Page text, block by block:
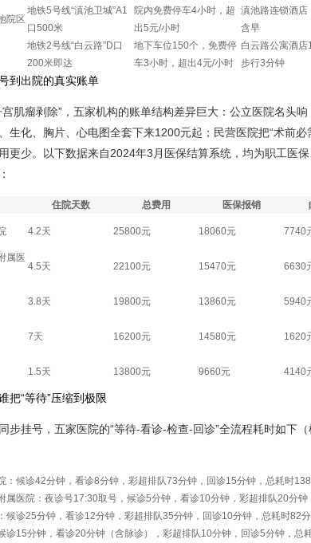
院区
地铁5号线“滇池卫城”A1
口500米
院内免费停车4小时，超
出5元/小时
滇池路连锁酒店
含早
地铁2号线“白云路”D口
200米即达
地下车位150个，免费停
车3小时，超出4元/小时
白云路公寓酒店
步行3分钟
到出院的真实账单
宫肌瘤剥除”，五家机构的账单结构差异巨大：公立医院名头
生化、胸片、心电图全套下来1200元起；民营医院把“术前必
更少。以下数据来自2024年3月医保结算系统，均为职工医
住院天数 总费用 医保报销
4.2天 25800元 18060元 7740
属医
4.5天 22100元 15470元 6630
3.8天 19800元 13860元 5940
7天 16200元 14580元 1620
1.5天 13800元 9660元 4140
把“等待”压缩到极限
步挂号，五家医院的“等待-看诊-检查-回诊”全流程耗时如下（
：候诊42分钟，看诊8分钟，彩超排队73分钟，回诊15分钟，总耗时138
属医院：夜诊号17:30取号，候诊5分钟，看诊10分钟，彩超排队20分钟
候诊25分钟，看诊12分钟，彩超排队35分钟，回诊10分钟，总耗时82分
诊15分钟，看诊20分钟（含脉诊），彩超排队10分钟，回诊5分钟，总